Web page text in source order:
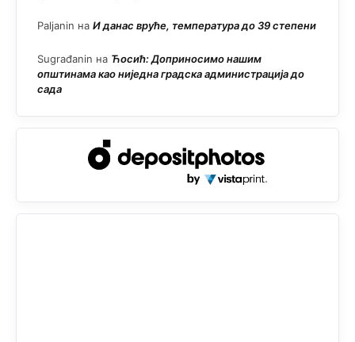
Paljanin на И данас вруће, температура до 39 степени
Sugrađanin на Ћосић: Доприносимо нашим
општинама као ниједна градска администрација до
сада